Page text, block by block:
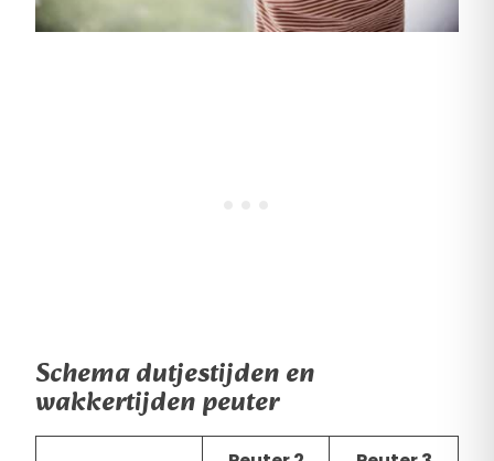
Schema dutjestijden en
wakkertijden peuter